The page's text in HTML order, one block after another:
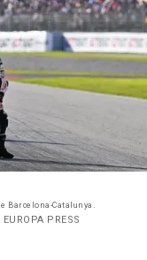
Barcelona-Catalunya.
PRESS